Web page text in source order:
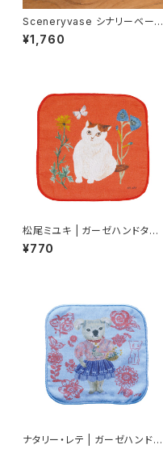
Sceneryvase シナリーベース
モチーフトレイ ネコ
¥1,760
松尾ミユキ | ガーゼハンドタオ
ル モモ | Gauze Hand Towel
Momo
¥770
ナタリー・レテ | ガーゼハンドタ